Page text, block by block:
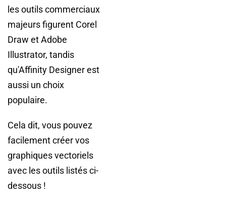
les outils commerciaux
majeurs figurent Corel
Draw et Adobe
Illustrator, tandis
qu'Affinity Designer est
aussi un choix
populaire.
Cela dit, vous pouvez
facilement créer vos
graphiques vectoriels
avec les outils listés ci-
dessous !